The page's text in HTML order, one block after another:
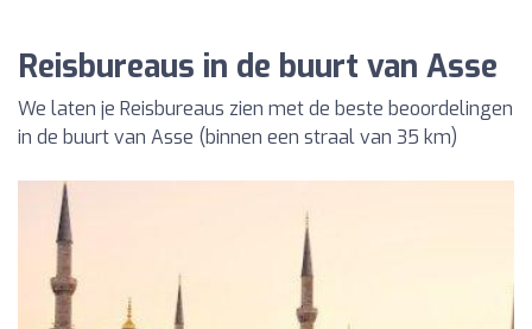
Reisbureaus in de buurt van Asse
We laten je Reisbureaus zien met de beste beoordelingen
in de buurt van Asse (binnen een straal van 35 km)